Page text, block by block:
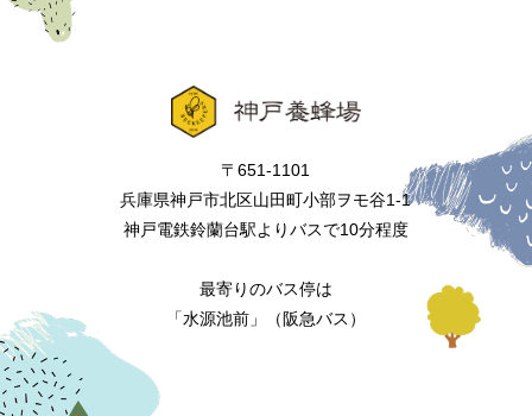
〒651-1101
兵庫県神戸市北区山田町小部ヲモ谷1-1
神戸電鉄鈴蘭台駅よりバスで10分程度
最寄りのバス停は
「水源池前」（阪急バス）